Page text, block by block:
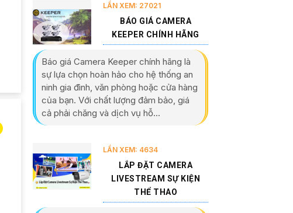
LẦN XEM: 27021
BÁO GIÁ CAMERA
KEEPER CHÍNH HÃNG
Báo giá Camera Keeper chính hãng là
sự lựa chọn hoàn hảo cho hệ thống an
ninh gia đình, văn phòng hoặc cửa hàng
của bạn. Với chất lượng đảm bảo, giá
cả phải chăng và dịch vụ hỗ...
LẦN XEM: 4634
LẮP ĐẶT CAMERA
LIVESTREAM SỰ KIỆN
THỂ THAO